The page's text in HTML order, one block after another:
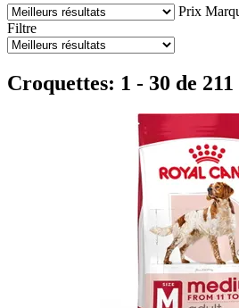
Prix
Filtre
Croquettes: 1 - 30 de